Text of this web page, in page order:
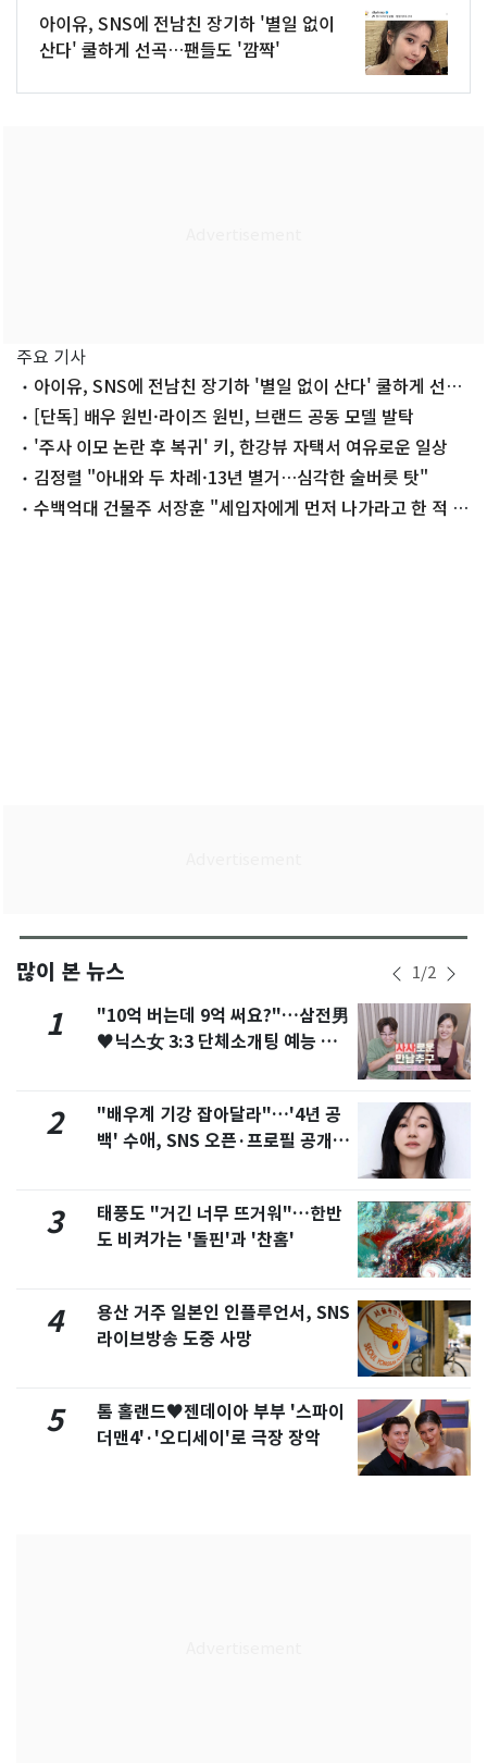
아이유, SNS에 전남친 장기하 '별일 없이
산다' 쿨하게 선곡…팬들도 '깜짝'
주요 기사
아이유, SNS에 전남친 장기하 '별일 없이 산다' 쿨하게 선곡
'깜짝'
[단독] 배우 원빈·라이즈 원빈, 브랜드 공동 모델 발탁
'주사 이모 논란 후 복귀' 키, 한강뷰 자택서 여유로운 일상
김정렬 "아내와 두 차례·13년 별거…심각한 술버릇 탓"
수백억대 건물주 서장훈 "세입자에게 먼저 나가라고 한 적 없
많이 본 뉴스 1/2
1
"10억 버는데 9억 써요?"…삼전男
♥닉스女 3:3 단체소개팅 예능 화
2
"배우계 기강 잡아달라"…'4년 공
백' 수애, SNS 오픈·프로필 공개
3
태풍도 "거긴 너무 뜨거워"…한반
도 비켜가는 '돌핀'과 '찬홈'
4
용산 거주 일본인 인플루언서, SNS
라이브방송 도중 사망
5
톰 홀랜드♥젠데이아 부부 '스파이
더맨4'·'오디세이'로 극장 장악